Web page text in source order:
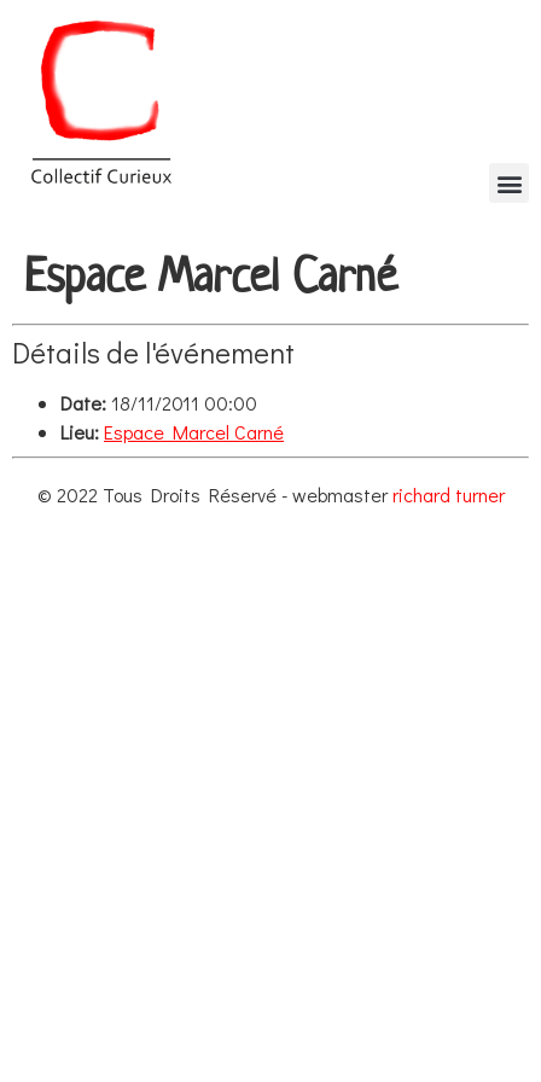
Espace Marcel Carné
Détails de l'événement
Date:18/11/2011 00:00
Lieu:Espace Marcel Carné
© 2022 Tous Droits Réservé - webmasterrichard turner